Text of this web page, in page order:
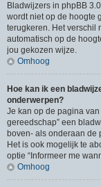
Bladwijzers in phpBB
wordt niet op de hoogte
terugkeren. Het verschil
automatisch op de
jou gekozen wijze.
Omhoog
Hoe kan ik een
onderwerpen?
Je kan op de pagina
gereedschap” een
boven- als onderaan de
Het is ook mogelijk te
optie “Informeer me
Omhoog